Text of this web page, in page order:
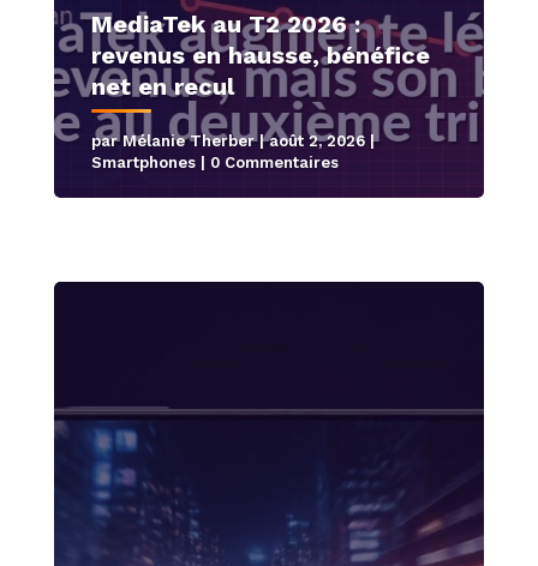
MediaTek au T2 2026 :
revenus en hausse, bénéfice
net en recul
par Mélanie Therber|août 2, 2026 |
Smartphones | 0 Commentaires